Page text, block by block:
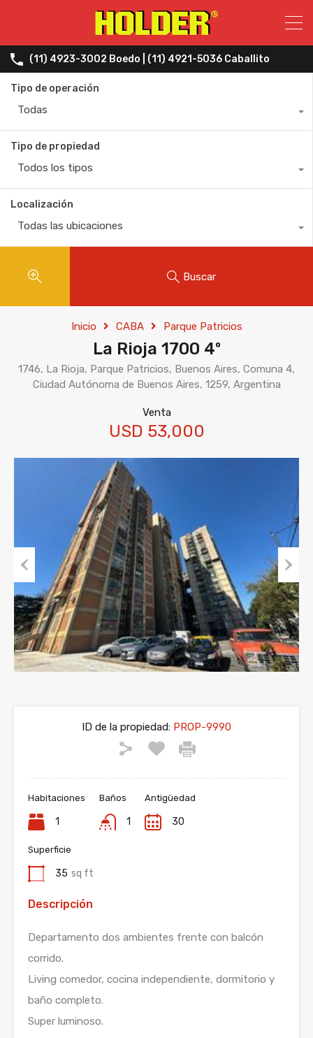
(11) 4923-3002 Boedo | (11) 4921-5036 Caballito
Tipo de operación
Todas
Tipo de propiedad
Todos los tipos
Localización
Todas las ubicaciones
Buscar
Inicio CABA Parque Patricios
La Rioja 1700 4º
1746, La Rioja, Parque Patricios, Buenos Aires, Comuna 4,
Ciudad Autónoma de Buenos Aires, 1259, Argentina
Venta
USD 53,000
Previous Next
ID de la propiedad: PROP-9990
Habitaciones
1
Baños
1
Antigüedad
30
Superficie
35 sq ft
Descripción
Departamento dos ambientes frente con balcón
corrido.
Living comedor, cocina independiente, dormitorio y
baño completo.
Super luminoso.